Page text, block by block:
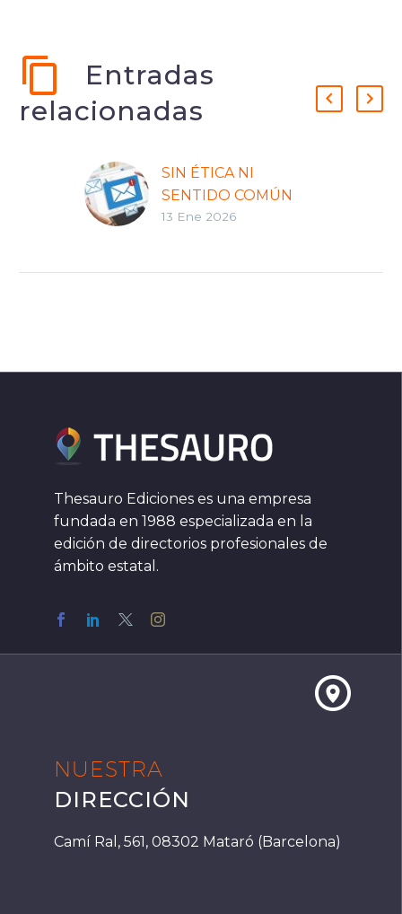
Entradas
relacionadas
SIN ÉTICA NI
SENTIDO COMÚN
13 Ene 2026
Thesauro Ediciones es una empresa
fundada en 1988 especializada en la
edición de directorios profesionales de
ámbito estatal.


NUESTRA
DIRECCIÓN
Camí Ral, 561, 08302 Mataró (Barcelona)